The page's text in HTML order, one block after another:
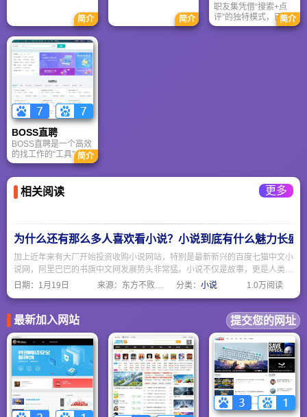
在最短的时间内、以
最低的经济成本成功
地找到最合适的人
才。
费用； 专业强——
360建筑网有多名专业
工程师客服，提供各
类建筑行业证书问题
咨询； 效率高——平
台集中了近10000猎
头顾问，需求能在尽
可能短的时间内得到
满足； 风险低——为
证书人才提供预付机
制，让证书人才最
快、最安全的拿到费
用。
简介
人性化的策划与开
单，从办理到后期的
简介
职友集凭借“搜索+点
评”的独特模式，已构
建起中国最真实的职
简介
BOSS直聘
BOSS直聘是一个高效
的找工作的“工具”，岗
位覆盖面广容易找到
想要的职位。
简介
相关阅读 更多
为什么还有那么多人喜欢看小说？小说到底有什么魅力长盛
加上近年来有大厂开始投资收购小说网站，特别是最新新兴的百度七猫中文小
说网，阿里巴巴的书旗中文网发展势头非常猛。小说不仅是故事，更是人类情
感、思想和想象力的容器。只要人还有梦想、困惑、孤独或好奇，小说就永远
日期： 1月19日 来源：东方不败网址大全 分类：小说 1.0万阅读
最新加入网站 提交您的网址